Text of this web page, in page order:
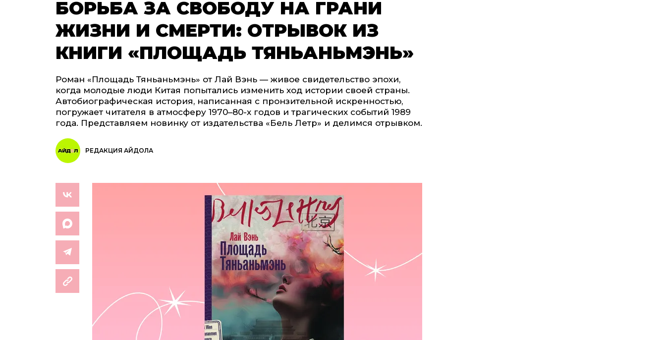
БОРЬБА ЗА СВОБОДУ НА ГРАНИ
ЖИЗНИ И СМЕРТИ: ОТРЫВОК ИЗ
КНИГИ «ПЛОЩАДЬ ТЯНЬАНЬМЭНЬ»
Роман «Площадь Тяньаньмэнь» от Лай Вэнь — живое свидетельство эпохи,
когда молодые люди Китая попытались изменить ход истории своей страны.
Автобиографическая история, написанная с пронзительной искренностью,
погружает читателя в атмосферу 1970–80-х годов и трагических событий 1989
года. Представляем новинку от издательства «Бель Летр» и делимся отрывком.
РЕДАКЦИЯ АЙДОЛА